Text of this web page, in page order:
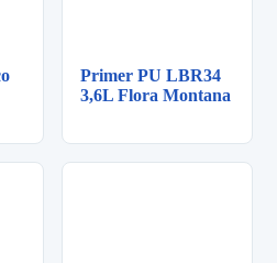
Primer PU LBR34
3,6L Flora Montana